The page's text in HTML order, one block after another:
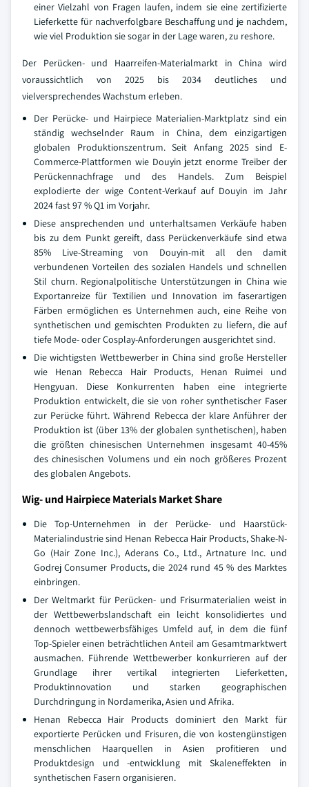
einer Vielzahl von Fragen laufen, indem sie eine zertifizierte
Lieferkette für nachverfolgbare Beschaffung und je nachdem,
wie viel Produktion sie sogar in der Lage waren, zu reshore.
Der Perücken- und Haarreifen-Materialmarkt in China wird
voraussichtlich von 2025 bis 2034 deutliches und
vielversprechendes Wachstum erleben.
Der Perücke- und Hairpiece Materialien-Marktplatz sind ein
ständig wechselnder Raum in China, dem einzigartigen
globalen Produktionszentrum. Seit Anfang 2025 sind E-
Commerce-Plattformen wie Douyin jetzt enorme Treiber der
Perückennachfrage und des Handels. Zum Beispiel
explodierte der wige Content-Verkauf auf Douyin im Jahr
2024 fast 97 % Q1 im Vorjahr.
Diese ansprechenden und unterhaltsamen Verkäufe haben
bis zu dem Punkt gereift, dass Perückenverkäufe sind etwa
85% Live-Streaming von Douyin-mit all den damit
verbundenen Vorteilen des sozialen Handels und schnellen
Stil churn. Regionalpolitische Unterstützungen in China wie
Exportanreize für Textilien und Innovation im faserartigen
Färben ermöglichen es Unternehmen auch, eine Reihe von
synthetischen und gemischten Produkten zu liefern, die auf
tiefe Mode- oder Cosplay-Anforderungen ausgerichtet sind.
Die wichtigsten Wettbewerber in China sind große Hersteller
wie Henan Rebecca Hair Products, Henan Ruimei und
Hengyuan. Diese Konkurrenten haben eine integrierte
Produktion entwickelt, die sie von roher synthetischer Faser
zur Perücke führt. Während Rebecca der klare Anführer der
Produktion ist (über 13% der globalen synthetischen), haben
die größten chinesischen Unternehmen insgesamt 40-45%
des chinesischen Volumens und ein noch größeres Prozent
des globalen Angebots.
Wig- und Hairpiece Materials Market Share
Die Top-Unternehmen in der Perücke- und Haarstück-
Materialindustrie sind Henan Rebecca Hair Products, Shake-N-
Go (Hair Zone Inc.), Aderans Co., Ltd., Artnature Inc. und
Godrej Consumer Products, die 2024 rund 45 % des Marktes
einbringen.
Der Weltmarkt für Perücken- und Frisurmaterialien weist in
der Wettbewerbslandschaft ein leicht konsolidiertes und
dennoch wettbewerbsfähiges Umfeld auf, in dem die fünf
Top-Spieler einen beträchtlichen Anteil am Gesamtmarktwert
ausmachen. Führende Wettbewerber konkurrieren auf der
Grundlage ihrer vertikal integrierten Lieferketten,
Produktinnovation und starken geographischen
Durchdringung in Nordamerika, Asien und Afrika.
Henan Rebecca Hair Products dominiert den Markt für
exportierte Perücken und Frisuren, die von kostengünstigen
menschlichen Haarquellen in Asien profitieren und
Produktdesign und -entwicklung mit Skaleneffekten in
synthetischen Fasern organisieren.